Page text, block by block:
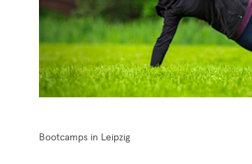
Bootcamps in Leipzig